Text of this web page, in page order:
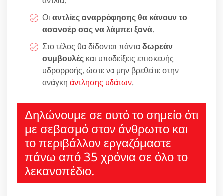
Οι αντλίες αναρρόφησης θα κάνουν το
ασανσέρ σας να λάμπει ξανά.
Στο τέλος θα δίδονται πάνταδωρεάν
συμβουλές και υποδείξεις επισκευής
υδρορροής, ώστε να μην βρεθείτε στην
ανάγκη άντλησης υδάτων.
Δηλώνουμε σε αυτό το σημείο ότι
με σεβασμό στον άνθρωπο και
το περιβάλλον εργαζόμαστε
πάνω από 35 χρόνια σε όλο το
λεκανοπέδιο.